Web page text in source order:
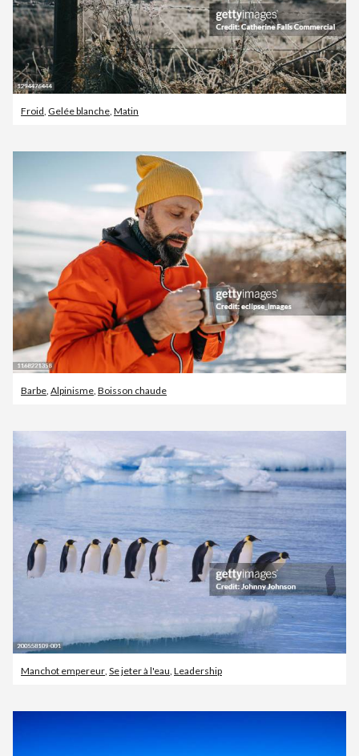
Froid, Gelée blanche, Matin
Barbe, Alpinisme, Boisson chaude
Manchot empereur Se jeter à l'eau Leadership